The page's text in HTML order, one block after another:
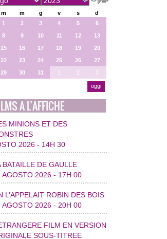
m m g v s
d
1 2 3 4 5
6
8 9 10 11 12
13
15 16 17 18 19
20
22 23 24 25 26
27
29 30 31 1 2 3
oggi
A L’AFFICHE
MINIONS ET DES
2026 - 14H 30
BATAILLE DE GAULLE
AGOSTO 2026 - 17H 00
L’APPELAIT ROBIN DES BOIS
AGOSTO 2026 - 20H 00
FILM EN VERSION
SOUS-TITREE